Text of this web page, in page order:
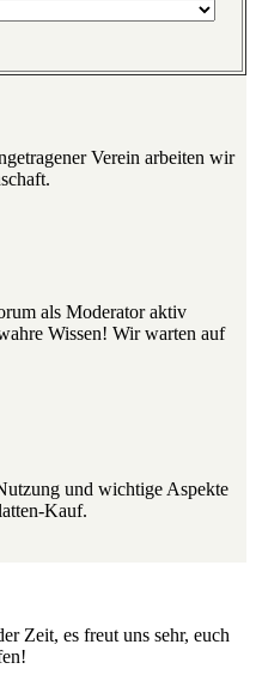
Verein arbeiten wir
als Moderator aktiv
Wissen! Wir warten auf
und wichtige Aspekte
Kauf.
Zeit, es freut uns sehr, euch